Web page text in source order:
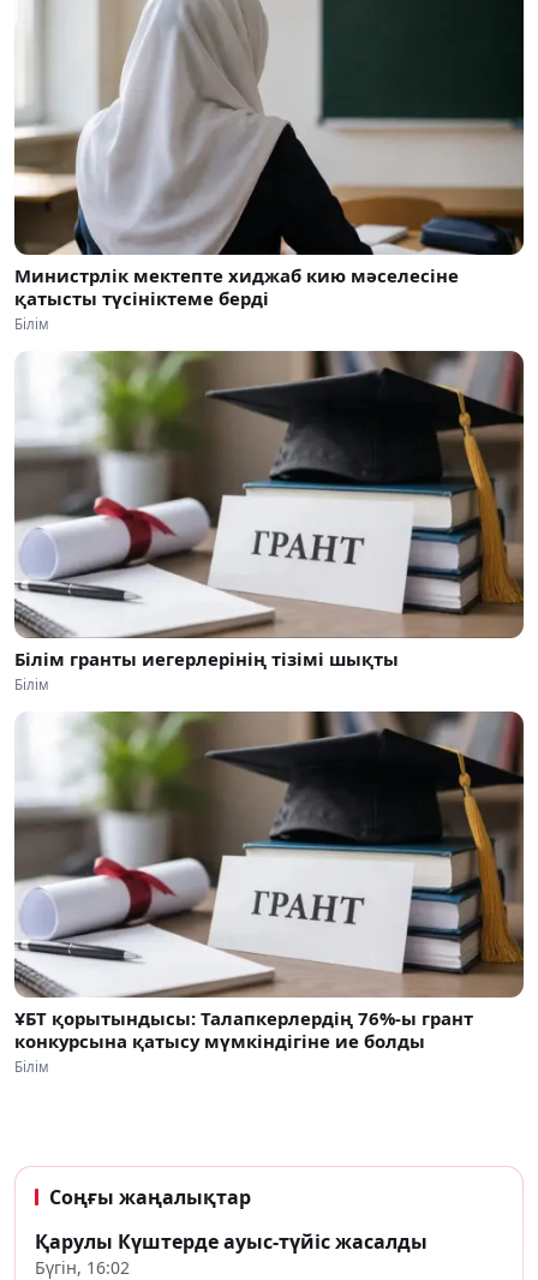
Министрлік мектепте хиджаб кию мәселесіне
қатысты түсініктеме берді
Білім
Білім гранты иегерлерінің тізімі шықты
Білім
ҰБТ қорытындысы: Талапкерлердің 76%-ы грант
конкурсына қатысу мүмкіндігіне ие болды
Білім
Соңғы жаңалықтар
Қарулы Күштерде ауыс-түйіс жасалды
Бүгін, 16:02